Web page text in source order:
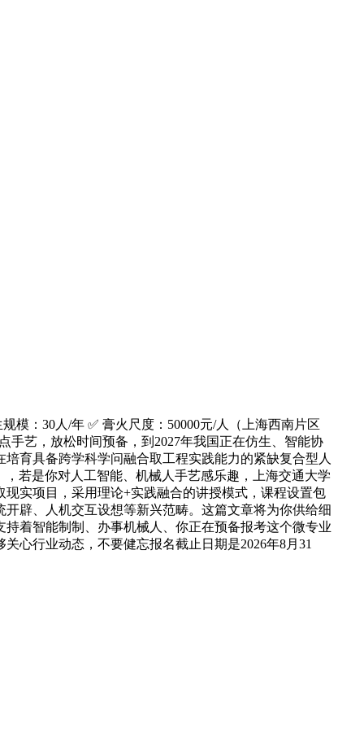
：30人/年 ✅ 膏火尺度：50000元/人（上海西南片区
手艺，放松时间预备，到2027年我国正在仿生、智能协
育具备跨学科学问融合取工程实践能力的紧缺复合型人
若是你对人工智能、机械人手艺感乐趣，上海交通大学
实项目，采用理论+实践融合的讲授模式，课程设置包
辟、人机交互设想等新兴范畴。这篇文章将为你供给细
着智能制制、办事机械人、你正在预备报考这个微专业
心行业动态，不要健忘报名截止日期是2026年8月31